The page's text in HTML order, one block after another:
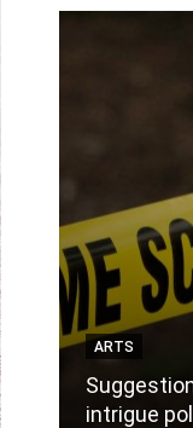
ARTS
intrigue